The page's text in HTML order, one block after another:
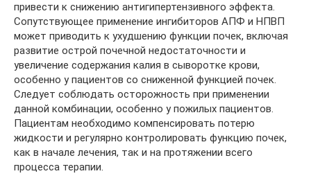
привести к снижению антигипертензивного эффекта.
Сопутствующее применение ингибиторов АПФ и НПВП
может приводить к ухудшению функции почек, включая
развитие острой почечной недостаточности и
увеличение содержания калия в сыворотке крови,
особенно у пациентов со сниженной функцией почек.
Следует соблюдать осторожность при применении
данной комбинации, особенно у пожилых пациентов.
Пациентам необходимо компенсировать потерю
жидкости и регулярно контролировать функцию почек,
как в начале лечения, так и на протяжении всего
процесса терапии.